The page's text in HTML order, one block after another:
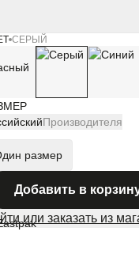
СЕРЫЙ
Производителя
размер
Добавить в
или заказать из